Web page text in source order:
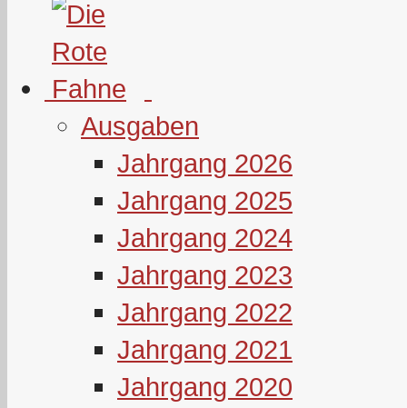
Ausgaben
Jahrgang 2026
Jahrgang 2025
Jahrgang 2024
Jahrgang 2023
Jahrgang 2022
Jahrgang 2021
Jahrgang 2020